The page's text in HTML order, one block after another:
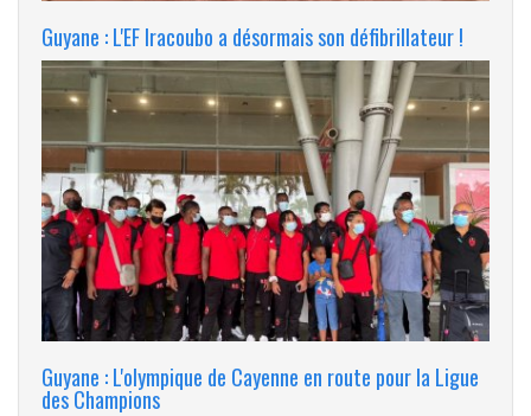
Guyane : L'EF Iracoubo a désormais son défibrillateur !
Guyane : L'olympique de Cayenne en route pour la Ligue
des Champions